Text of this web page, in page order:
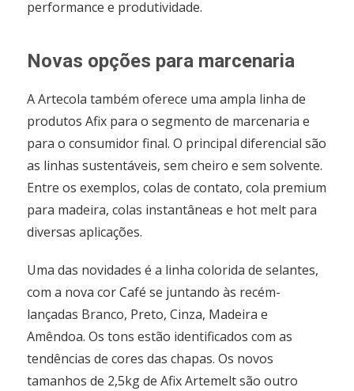
performance e produtividade.
Novas opções para marcenaria
A Artecola também oferece uma ampla linha de
produtos Afix para o segmento de marcenaria e
para o consumidor final. O principal diferencial são
as linhas sustentáveis, sem cheiro e sem solvente.
Entre os exemplos, colas de contato, cola premium
para madeira, colas instantâneas e hot melt para
diversas aplicações.
Uma das novidades é a linha colorida de selantes,
com a nova cor Café se juntando às recém-
lançadas Branco, Preto, Cinza, Madeira e
Amêndoa. Os tons estão identificados com as
tendências de cores das chapas. Os novos
tamanhos de 2,5kg de Afix Artemelt são outro